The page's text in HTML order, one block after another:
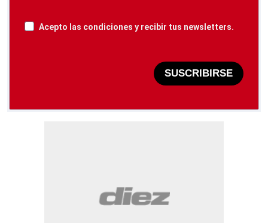
Acepto las condiciones y recibir tus newsletters.
SUSCRIBIRSE